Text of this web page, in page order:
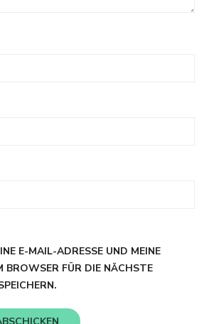
E-MAIL-ADRESSE UND MEINE
BROWSER FÜR DIE NÄCHSTE